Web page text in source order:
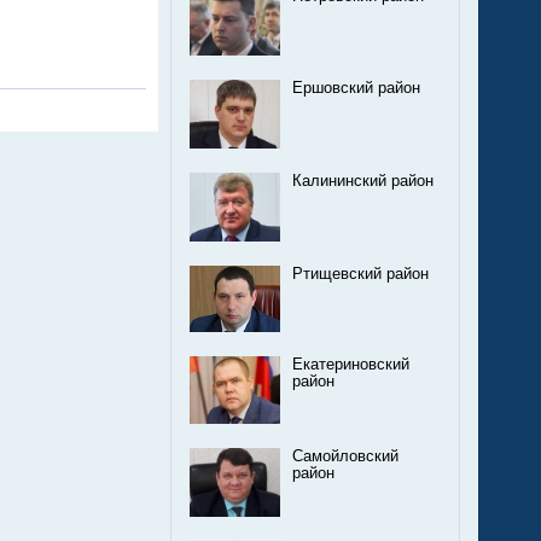
Ершовский район
Калининский район
Ртищевский район
Екатериновский
район
Самойловский
район